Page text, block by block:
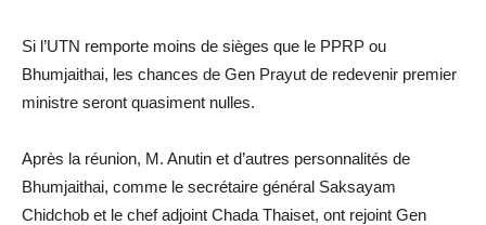
Si l’UTN remporte moins de sièges que le PPRP ou
Bhumjaithai, les chances de Gen Prayut de redevenir premier
ministre seront quasiment nulles.
Après la réunion, M. Anutin et d’autres personnalités de
Bhumjaithai, comme le secrétaire général Saksayam
Chidchob et le chef adjoint Chada Thaiset, ont rejoint Gen